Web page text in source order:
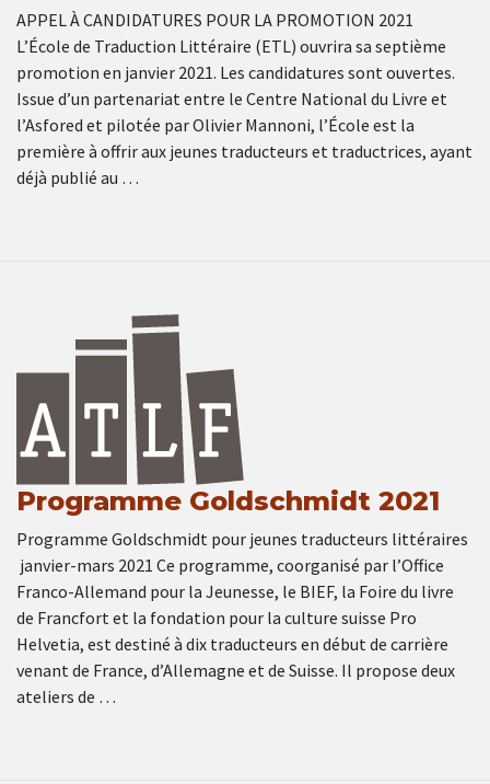
APPEL À CANDIDATURES POUR LA PROMOTION 2021
L’École de Traduction Littéraire (ETL) ouvrira sa septième
promotion en janvier 2021. Les candidatures sont ouvertes.
Issue d’un partenariat entre le Centre National du Livre et
l’Asfored et pilotée par Olivier Mannoni, l’École est la
première à offrir aux jeunes traducteurs et traductrices, ayant
déjà publié au …
Programme Goldschmidt 2021
Programme Goldschmidt pour jeunes traducteurs littéraires
janvier-mars 2021 Ce programme, coorganisé par l’Office
Franco-Allemand pour la Jeunesse, le BIEF, la Foire du livre
de Francfort et la fondation pour la culture suisse Pro
Helvetia, est destiné à dix traducteurs en début de carrière
venant de France, d’Allemagne et de Suisse. Il propose deux
ateliers de …